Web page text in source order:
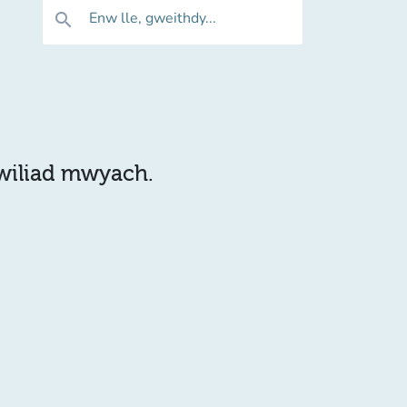
search Enw lle, gweithdy...
mwyach.